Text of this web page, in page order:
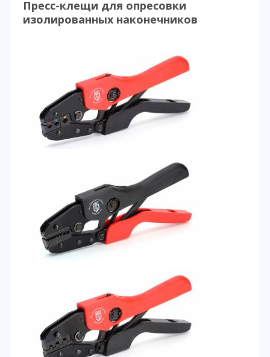
Пресс-клещи для опресовки
изолированных наконечников